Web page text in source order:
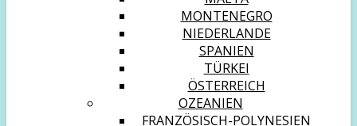
MONTENEGRO
NIEDERLANDE
SPANIEN
TÜRKEI
ÖSTERREICH
OZEANIEN
FRANZÖSISCH-POLYNESIEN